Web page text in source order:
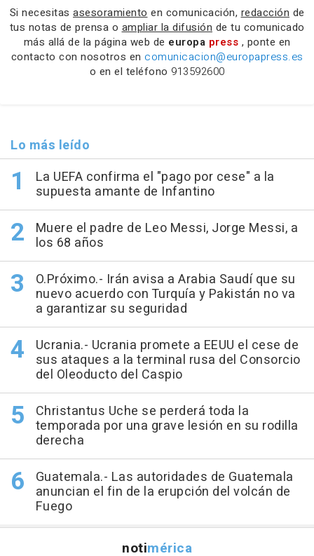
Si necesitas asesoramiento en comunicación, redacción de
tus notas de prensa o ampliar la difusión de tu comunicado
más allá de la página web de europa press , ponte en
contacto con nosotros en comunicacion@europapress.es
o en el teléfono 913592600
Lo más leído
La UEFA confirma el "pago por cese" a la
supuesta amante de Infantino
Muere el padre de Leo Messi, Jorge Messi, a
los 68 años
O.Próximo.- Irán avisa a Arabia Saudí que su
nuevo acuerdo con Turquía y Pakistán no va
a garantizar su seguridad
Ucrania.- Ucrania promete a EEUU el cese de
sus ataques a la terminal rusa del Consorcio
del Oleoducto del Caspio
Christantus Uche se perderá toda la
temporada por una grave lesión en su rodilla
derecha
Guatemala.- Las autoridades de Guatemala
anuncian el fin de la erupción del volcán de
Fuego
notimérica